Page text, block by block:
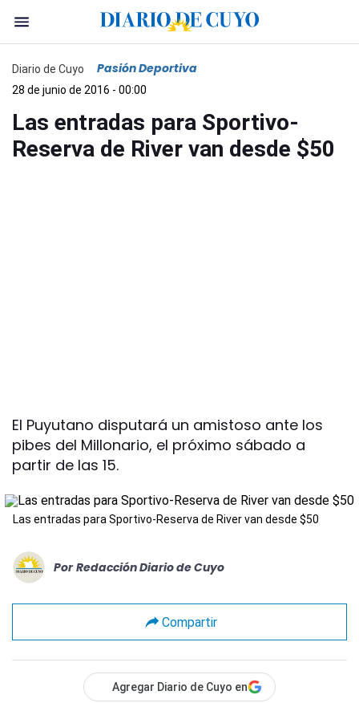
Diario de Cuyo Pasión Deportiva
28 de junio de 2016 - 00:00
Las entradas para Sportivo-
Reserva de River van desde $50
El Puyutano disputará un amistoso ante los
pibes del Millonario, el próximo sábado a
partir de las 15.
Las entradas para Sportivo-Reserva de River van desde $50
Por Redacción Diario de Cuyo
Compartir
Agregar Diario de Cuyo en